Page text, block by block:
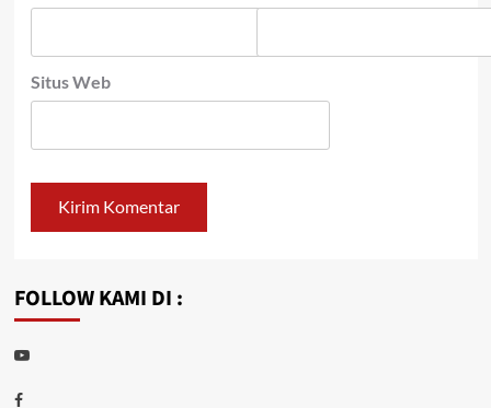
Situs Web
FOLLOW KAMI DI :
Youtube
Facebook